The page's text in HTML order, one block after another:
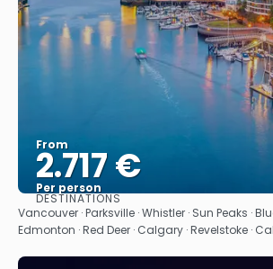
From
2.717 €
Per person
See
DESTINATIONS
Vancouver · Parksville · Whistler · Sun Peaks ·
Edmonton · Red Deer · Calgary · Revelstoke ·